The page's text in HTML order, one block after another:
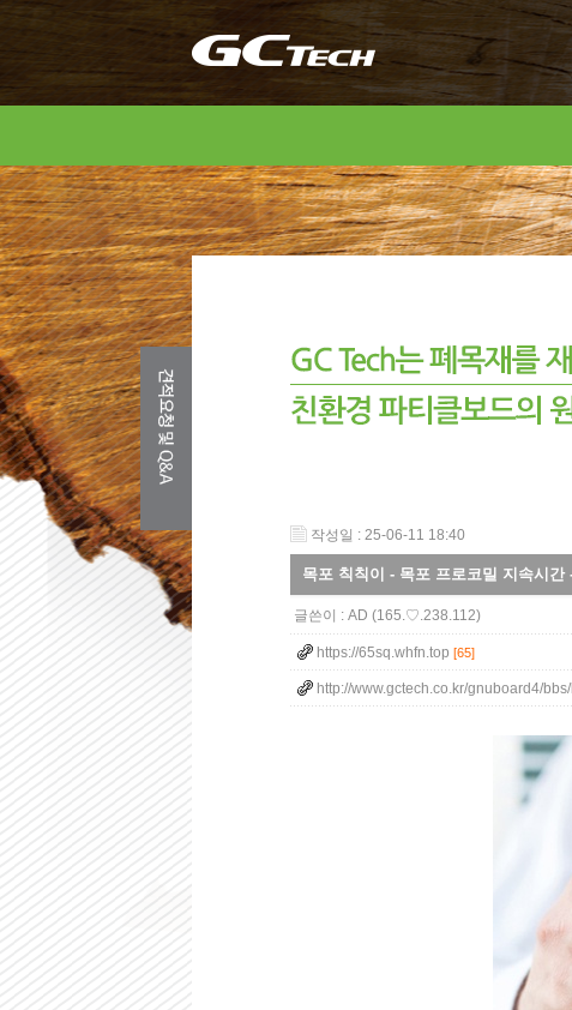
작성일 : 25-06-11 18:40
목포 칙칙이 - 목포 프로코밀 지속시
글쓴이 : AD (165.♡.238.112)
https://65sq.whfn.top [65]
http://www.gctech.co.kr/gnuboard4/